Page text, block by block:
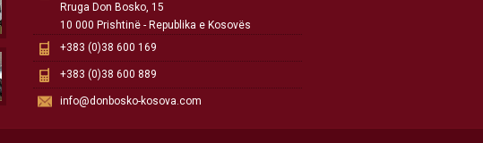
Rruga Don Bosko, 15
10 000 Prishtinë - Republika e Kosovës
+383 (0)38 600 169
+383 (0)38 600 889
info@donbosko-kosova.com